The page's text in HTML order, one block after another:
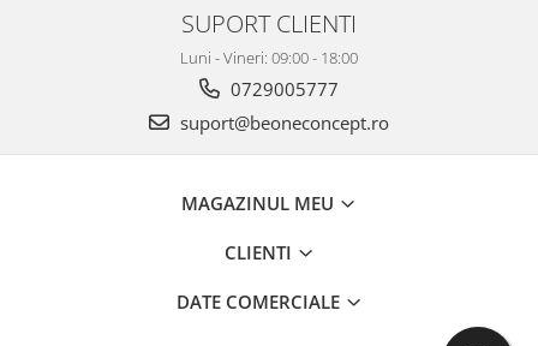
SUPORT CLIENTI
Luni - Vineri: 09:00 - 18:00
0729005777
suport@beoneconcept.ro
MAGAZINUL MEU
CLIENTI
DATE COMERCIALE